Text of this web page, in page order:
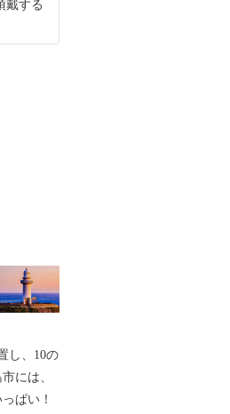
戴する
し、10の
には、
ぱい！